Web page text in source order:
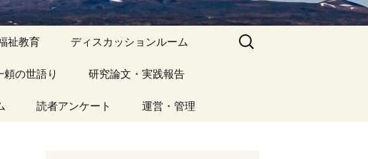
祉教育 ディスカッションルーム
アーカイブ（１）
頼の世語り
イブ（１）
研究論文・実践報告
アーカイブ（１）
読者アンケート 運営・管理
検
索: